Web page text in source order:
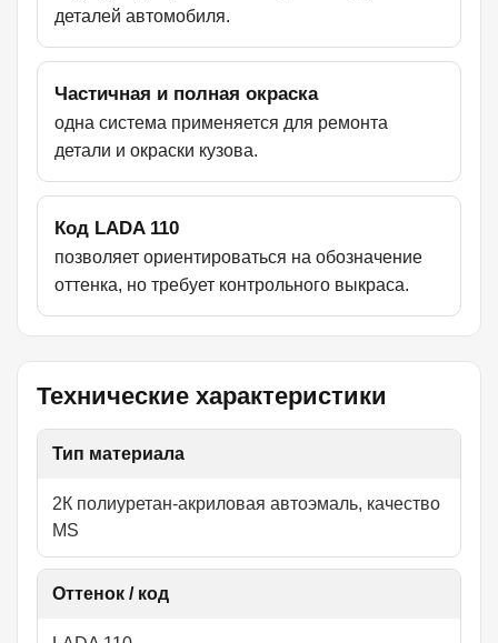
деталей автомобиля.
Частичная и полная окраска
одна система применяется для ремонта
детали и окраски кузова.
Код LADA 110
позволяет ориентироваться на обозначение
оттенка, но требует контрольного выкраса.
Технические характеристики
Тип материала
2К полиуретан-акриловая автоэмаль, качество
MS
Оттенок / код